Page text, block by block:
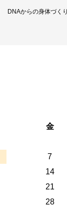
DNAからの身体づくり
金
7
14
21
28